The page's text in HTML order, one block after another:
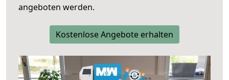
angeboten werden.
Kostenlose Angebote erhalten